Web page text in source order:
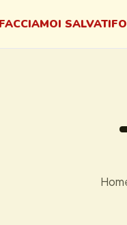
I SALVATI